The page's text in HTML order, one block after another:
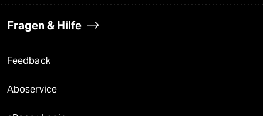
Fragen & Hilfe
Feedback
Aboservice